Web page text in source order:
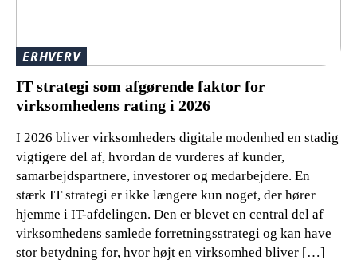
ERHVERV
IT strategi som afgørende faktor for
virksomhedens rating i 2026
I 2026 bliver virksomheders digitale modenhed en stadig
vigtigere del af, hvordan de vurderes af kunder,
samarbejdspartnere, investorer og medarbejdere. En
stærk IT strategi er ikke længere kun noget, der hører
hjemme i IT-afdelingen. Den er blevet en central del af
virksomhedens samlede forretningsstrategi og kan have
stor betydning for, hvor højt en virksomhed bliver […]